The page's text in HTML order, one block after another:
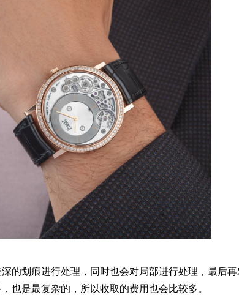
的划痕进行处理，同时也会对局部进行处理，最后
也是最复杂的，所以收取的费用也会比较多。